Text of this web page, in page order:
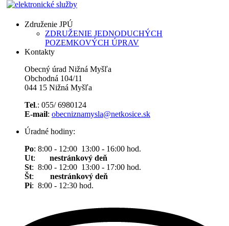
Združenie JPÚ
ZDRUŽENIE JEDNODUCHÝCH
POZEMKOVÝCH ÚPRAV
Kontakty
Obecný úrad Nižná Myšľa
Obchodná 104/11
044 15 Nižná Myšľa
Tel.: 055/ 6980124
E-mail: obecniznamysla@netkosice.sk
Úradné hodiny:
Po: 8:00 - 12:00 13:00 - 16:00 hod.
Ut:
nestránkový deň
St: 8:00 - 12:00 13:00 - 17:00 hod.
Št: nestránkový deň
Pi: 8:00 - 12:30 hod.